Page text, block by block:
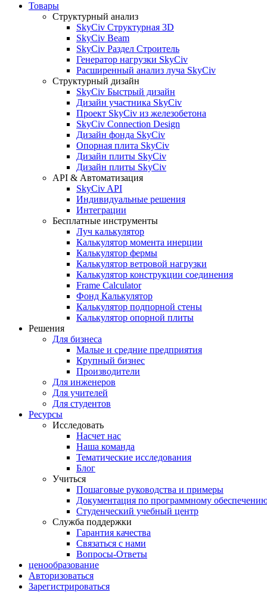
Товары
Структурный анализ
SkyCiv Структурная 3D
SkyCiv Beam
SkyCiv Раздел Строитель
Генератор нагрузки SkyCiv
Расширенный анализ луча SkyCiv
Структурный дизайн
SkyCiv Быстрый дизайн
Дизайн участника SkyCiv
Проект SkyCiv из железобетона
SkyCiv Connection Design
Дизайн фонда SkyCiv
Опорная плита SkyCiv
Дизайн плиты SkyCiv
Дизайн плиты SkyCiv
API & Автоматизация
SkyCiv API
Индивидуальные решения
Интеграции
Бесплатные инструменты
Луч калькулятор
Калькулятор момента инерции
Калькулятор фермы
Калькулятор ветровой нагрузки
Калькулятор конструкции соединения
Frame Calculator
Фонд Калькулятор
Калькулятор подпорной стены
Калькулятор опорной плиты
Решения
Для бизнеса
Малые и средние предприятия
Крупный бизнес
Производители
Для инженеров
Для учителей
Для студентов
Ресурсы
Исследовать
Насчет нас
Наша команда
Тематические исследования
Блог
Учиться
Пошаговые руководства и примеры
Документация по программному
Студенческий учебный центр
Служба поддержки
Гарантия качества
Связаться с нами
Вопросы-Ответы
ценообразование
Авторизоваться
Зарегистрироваться